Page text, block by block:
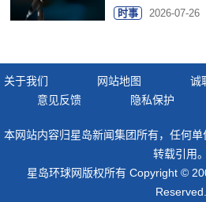
时事 2026-07-26
关于我们 网站地图 诚
意见反馈
隐私保护
本网站内容归星岛新闻集团所有，任何
转载引用。
星岛环球网版权所有 Copyright ©
Reserved.